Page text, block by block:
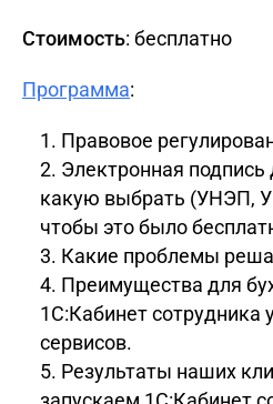
Стоимость: бесплатно
Программа:
Правовое
Электронная подпись
какую выбрать (УНЭП,
чтобы это было
Какие проблемы
Преимущества для
1С:Кабинет сотрудника
сервисов.
Результаты наших